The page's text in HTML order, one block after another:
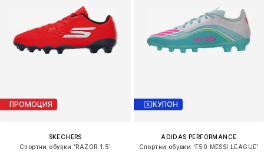
ПРОМОЦИЯ
SKECHERS
Спортни обувки 'RAZOR 1.5'
КУПОН
ADIDAS PERFORMANCE
Спортни обувки 'F50 MESSI LEAGUE'